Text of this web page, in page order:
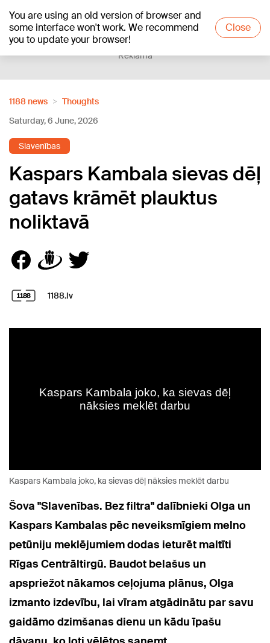
You are using an old version of browser and
some interface won't work. We recommend
you to update your browser!
Close
+16°C
Reklāma
1188 news
Thoughts
Saturday, 6 June, 2026
Slavenības
Kaspars Kambala sievas dēļ
gatavs krāmēt plauktus
noliktavā
1188.lv
Kaspars Kambala joko, ka sievas dēļ nāksies meklēt darbu
Šova "Slavenības. Bez filtra" dalībnieki Olga un
Kaspars Kambalas pēc neveiksmīgiem melno
petūniju meklējumiem dodas ieturēt maltīti
Rīgas Centrāltirgū. Baudot belašus un
apspriežot nākamos ceļojuma plānus, Olga
izmanto izdevību, lai vīram atgādinātu par savu
gaidāmo dzimšanas dienu un kādu īpašu